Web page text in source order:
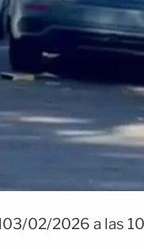
02/2026 a las